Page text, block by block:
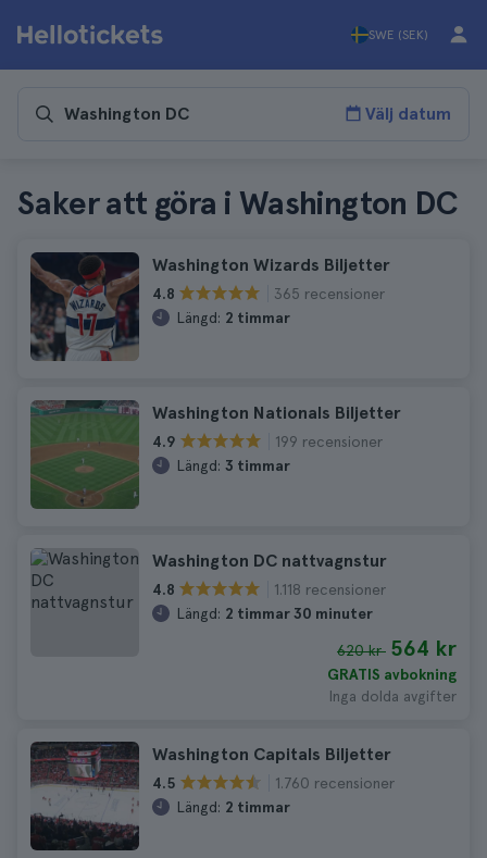
SWE (SEK)
Välj datum
Saker att göra i Washington DC
Washington Wizards Biljetter
4.8
365 recensioner
Längd: 2 timmar
Washington Nationals Biljetter
4.9
199 recensioner
Längd: 3 timmar
Washington DC nattvagnstur
4.8
1.118 recensioner
Längd: 2 timmar 30 minuter
620 kr 564 kr
GRATIS avbokning
Inga dolda avgifter
Washington Capitals Biljetter
4.5
1.760 recensioner
Längd: 2 timmar